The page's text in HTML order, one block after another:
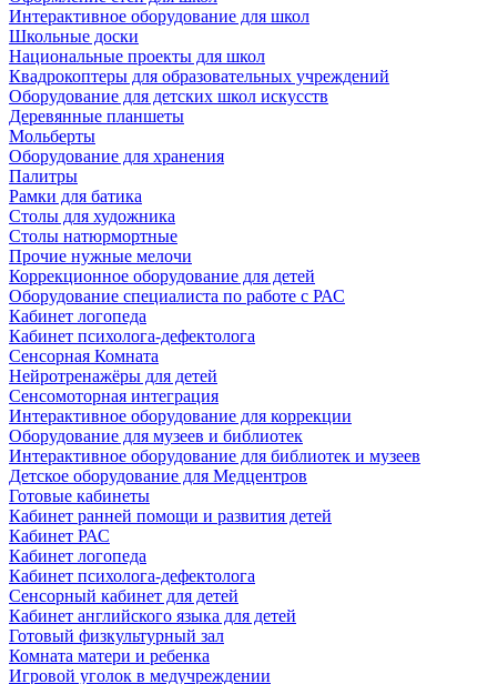
Интерактивное оборудование для школ
Школьные доски
Национальные проекты для школ
Квадрокоптеры для образовательных учреждений
Оборудование для детских школ искусств
Деревянные планшеты
Мольберты
Оборудование для хранения
Палитры
Рамки для батика
Столы для художника
Столы натюрмортные
Прочие нужные мелочи
Коррекционное оборудование для детей
Оборудование специалиста по работе с РАС
Кабинет логопеда
Кабинет психолога-дефектолога
Сенсорная Комната
Нейротренажёры для детей
Сенсомоторная интеграция
Интерактивное оборудование для коррекции
Оборудование для музеев и библиотек
Интерактивное оборудование для библиотек и музеев
Детское оборудование для Медцентров
Готовые кабинеты
Кабинет ранней помощи и развития детей
Кабинет РАС
Кабинет логопеда
Кабинет психолога-дефектолога
Сенсорный кабинет для детей
Кабинет английского языка для детей
Готовый физкультурный зал
Комната матери и ребенка
Игровой уголок в медучреждении